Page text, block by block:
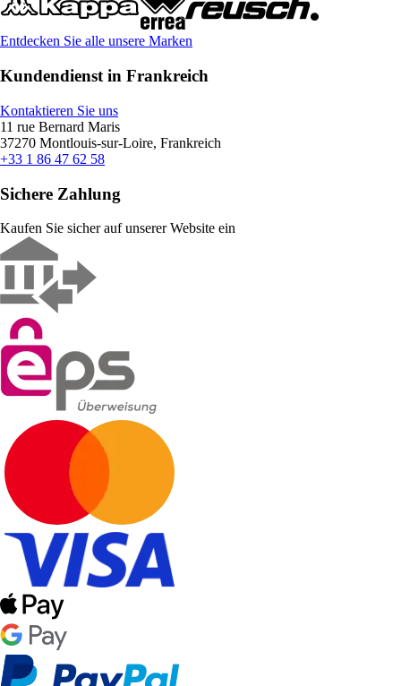
Entdecken Sie alle unsere Marken
Kundendienst in Frankreich
Kontaktieren Sie uns
11 rue Bernard Maris
37270 Montlouis-sur-Loire, Frankreich
+33 1 86 47 62 58
Sichere Zahlung
Kaufen Sie sicher auf unserer Website ein